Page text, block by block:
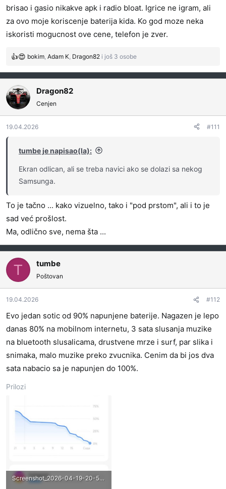
brisao i gasio nikakve apk i radio bloat. Igrice ne igram, ali
za ovo moje koriscenje baterija kida. Ko god moze neka
iskoristi mogucnost ove cene, telefon je zver.
R
a
g
o
v
a
n
bokim Adam K Dragon82 i još 3 osobe
Dragon82
Cenjen
19.04.2026 #111
tumbe je napisao(la):
Ekran odlican, ali se treba navici ako se dolazi sa nekog
Samsunga.
To je tačno ... kako vizuelno, tako i "pod prstom", ali i to je
sad već prošlost.
Ma, odlično sve, nema šta ...
T tumbe
Poštovan
19.04.2026 #112
Evo jedan sotic od 90% napunjene baterije. Nagazen je lepo
danas 80% na mobilnom internetu, 3 sata slusanja muzike
na bluetooth slusalicama, drustvene mrze i surf, par slika i
snimaka, malo muzike preko zvucnika. Cenim da bi jos dva
sata nabacio sa je napunjen do 100%.
Prilozi
Screenshot_2026-04-19-20-54-29-070_com.miui.securitycenter.jpg